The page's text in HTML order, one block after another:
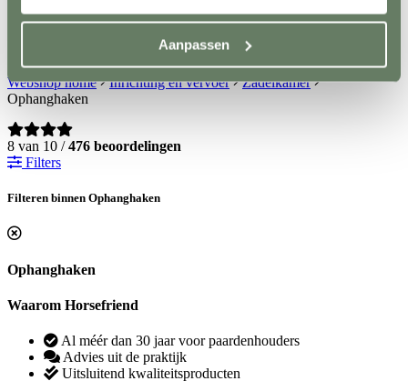
Aanpassen
info@horsefriend.nl
Webshop home
Inrichting en vervoer
Zadelkamer
Ophanghaken
8 van 10 /476 beoordelingen
Filters
Filteren binnen Ophanghaken
Ophanghaken
Waarom Horsefriend
Al méér dan 30 jaar voor paardenhouders
Advies uit de praktijk
Uitsluitend kwaliteitsproducten